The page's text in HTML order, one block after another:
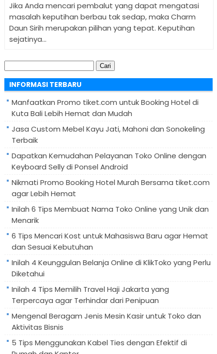
Jika Anda mencari pembalut yang dapat mengatasi
masalah keputihan berbau tak sedap, maka Charm
Daun Sirih merupakan pilihan yang tepat. Keputihan
sejatinya...
Cari
untuk:
INFORMASI TERBARU
Manfaatkan Promo tiket.com untuk Booking Hotel di
Kuta Bali Lebih Hemat dan Mudah
Jasa Custom Mebel Kayu Jati, Mahoni dan Sonokeling
Terbaik
Dapatkan Kemudahan Pelayanan Toko Online dengan
Keyboard Selly di Ponsel Android
Nikmati Promo Booking Hotel Murah Bersama tiket.com
agar Lebih Hemat
Inilah 6 Tips Membuat Nama Toko Online yang Unik dan
Menarik
6 Tips Mencari Kost untuk Mahasiswa Baru agar Hemat
dan Sesuai Kebutuhan
Inilah 4 Keunggulan Belanja Online di KlikToko yang Perlu
Diketahui
Inilah 4 Tips Memilih Travel Haji Jakarta yang
Terpercaya agar Terhindar dari Penipuan
Mengenal Beragam Jenis Mesin Kasir untuk Toko dan
Aktivitas Bisnis
5 Tips Menggunakan Kabel Ties dengan Efektif di